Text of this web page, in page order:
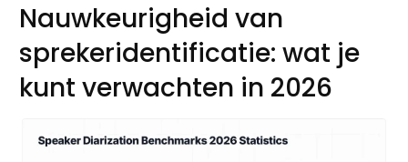
Nauwkeurigheid van
sprekeridentificatie: wat je
kunt verwachten in 2026